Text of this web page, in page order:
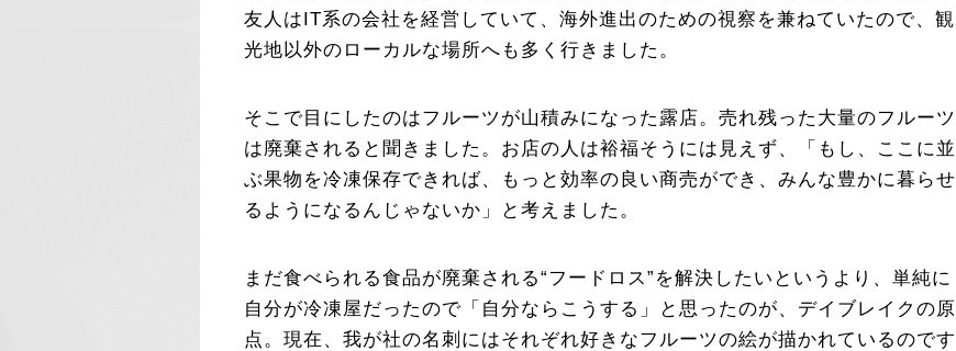
友人はIT系の会社を経営していて、海外進出のための視察を兼ねていたので、観
光地以外のローカルな場所へも多く行きました。
そこで目にしたのはフルーツが山積みになった露店。売れ残った大量のフルーツ
は廃棄されると聞きました。お店の人は裕福そうには見えず、「もし、ここに並
ぶ果物を冷凍保存できれば、もっと効率の良い商売ができ、みんな豊かに暮らせ
るようになるんじゃないか」と考えました。
まだ食べられる食品が廃棄される“フードロス”を解決したいというより、単純に
自分が冷凍屋だったので「自分ならこうする」と思ったのが、デイブレイクの原
点。現在、我が社の名刺にはそれぞれ好きなフルーツの絵が描かれているのです